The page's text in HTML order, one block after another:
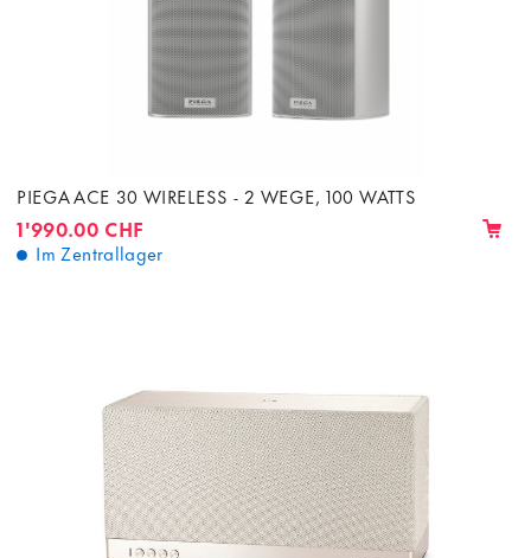
PIEGA ACE 30 WIRELESS - 2 WEGE, 100 WATTS
1'990.00 CHF
Im Zentrallager